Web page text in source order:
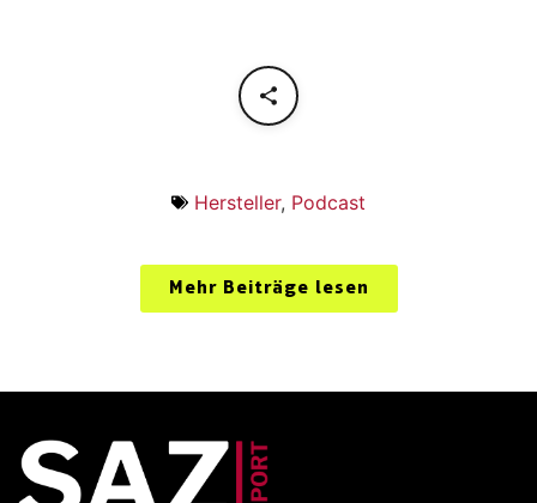
Hersteller, Podcast
Mehr Beiträge lesen